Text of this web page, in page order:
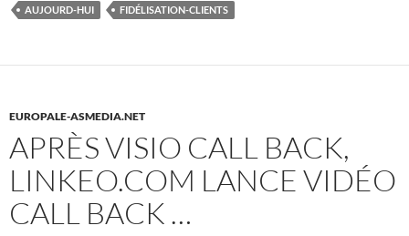
AUJOURD-HUI FIDÉLISATION-CLIENTS
EUROPALE-ASMEDIA.NET
APRÈS VISIO CALL BACK,
LINKEO.COM LANCE VIDÉO
CALL BACK …